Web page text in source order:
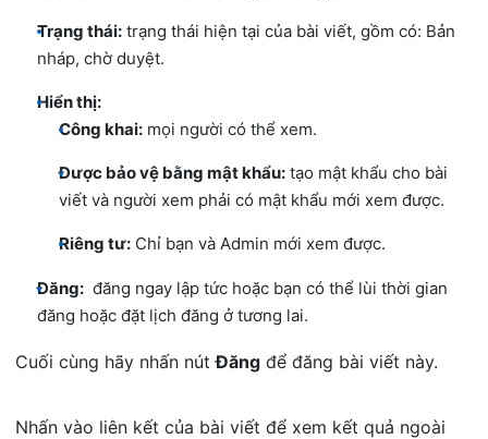
Trạng thái: trạng thái hiện tại của bài viết, gồm có: Bản
nháp, chờ duyệt.
Hiển thị:
Công khai: mọi người có thể xem.
Được bảo vệ bằng mật khẩu: tạo mật khẩu cho bài
viết và người xem phải có mật khẩu mới xem được.
Riêng tư: Chỉ bạn và Admin mới xem được.
Đăng: đăng ngay lập tức hoặc bạn có thể lùi thời gian
đăng hoặc đặt lịch đăng ở tương lai.
Cuối cùng hãy nhấn nútĐăng để đăng bài viết này.
Nhấn vào liên kết của bài viết để xem kết quả ngoài